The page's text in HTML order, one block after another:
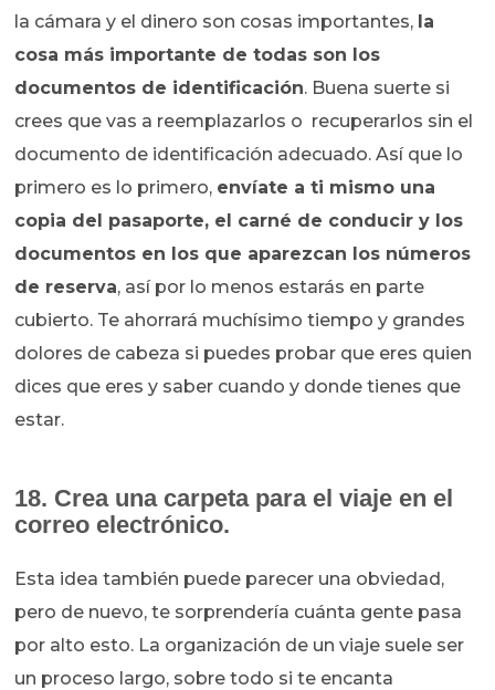
la cámara y el dinero son cosas importantes, la
cosa más importante de todas son los
documentos de identificación. Buena suerte si
crees que vas a reemplazarlos o recuperarlos sin el
documento de identificación adecuado. Así que lo
primero es lo primero, envíate a ti mismo una
copia del pasaporte, el carné de conducir y los
documentos en los que aparezcan los números
de reserva, así por lo menos estarás en parte
cubierto. Te ahorrará muchísimo tiempo y grandes
dolores de cabeza si puedes probar que eres quien
dices que eres y saber cuando y donde tienes que
estar.
18. Crea una carpeta para el viaje en el
correo electrónico.
Esta idea también puede parecer una obviedad,
pero de nuevo, te sorprendería cuánta gente pasa
por alto esto. La organización de un viaje suele ser
un proceso largo, sobre todo si te encanta